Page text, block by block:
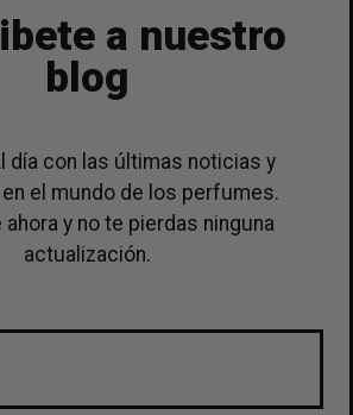
a nuestro
blog
día con las últimas noticias y
el mundo de los perfumes.
y no te pierdas ninguna
actualización.